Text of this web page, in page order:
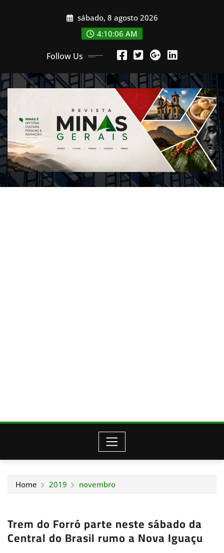
sábado, 8 agosto 2026
4:10:07 AM
Follow Us
Home 2019 novembro
Trem do Forró parte neste sábado da
Central do Brasil rumo a Nova Iguaçu